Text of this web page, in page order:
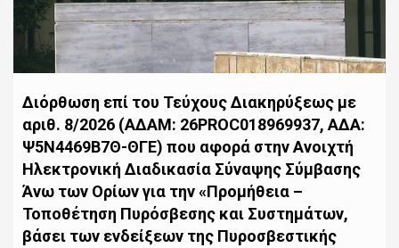
Διόρθωση επί του Τεύχους Διακηρύξεως με
αριθ. 8/2026 (ΑΔΑΜ: 26PROC018969937, ΑΔΑ:
Ψ5Ν4469Β7Θ-ΘΓΕ) που αφορά στην Ανοιχτή
Ηλεκτρονική Διαδικασία Σύναψης Σύμβασης
Άνω των Ορίων για την «Προμήθεια –
Τοποθέτηση Πυρόσβεσης και Συστημάτων,
βάσει των ενδείξεων της Πυροσβεστικής